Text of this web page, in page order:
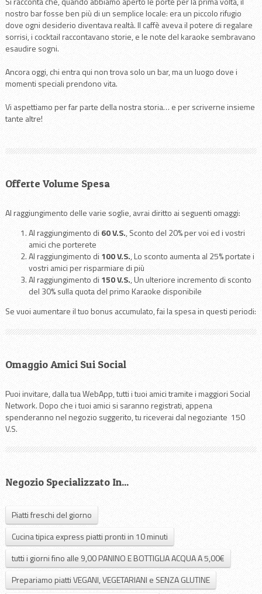
nostro bar fosse ben più di un semplice locale: era un piccolo rifugio
dove ogni desiderio diventava realtà. Il caffè aveva il potere di regalare
sorrisi, i cocktail raccontavano storie, e le note del karaoke sembravano
esaudire sogni.
Ancora oggi, chi entra qui non trova solo un bar, ma un luogo dove i
momenti speciali prendono vita.
Vi aspettiamo per far parte della nostra storia… e per scriverne insieme
tante altre!
Offerte Volume Spesa
Al raggiungimento delle varie soglie, avrai diritto ai seguenti omaggi:
Al raggiungimento di 60 V.S., Sconto del 20% per voi ed i vostri
amici che porterete
Al raggiungimento di 100 V.S., Lo sconto aumenta al 25% portate i
vostri amici per risparmiare di più
Al raggiungimento di 150 V.S., Un ulteriore incremento di sconto
del 30% sulla quota del primo Karaoke disponibile
Se vuoi aumentare il tuo bonus accumulato, fai la spesa in questi periodi:
Omaggio Amici Sui Social
Puoi invitare, dalla tua WebApp, tutti i tuoi amici tramite i maggiori Social
Network. Dopo che i tuoi amici si saranno registrati, appena
spenderanno nel negozio suggerito, tu riceverai dal negoziante 150
V.S.
Negozio Specializzato In...
Piatti freschi del giorno
Cucina tipica express piatti pronti in 10 minuti
tutti i giorni fino alle 9,00 PANINO E BOTTIGLIA ACQUA A 5,00€
Prepariamo piatti VEGANI, VEGETARIANI e SENZA GLUTINE